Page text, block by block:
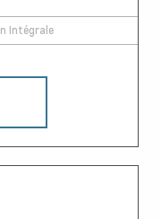
Intégrale